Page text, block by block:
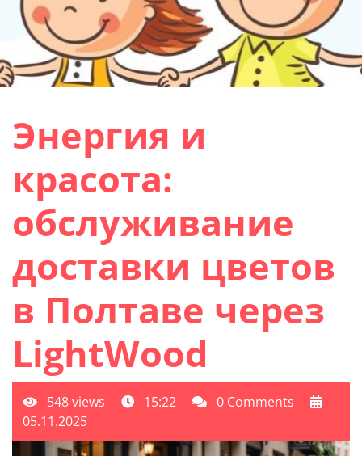
Энергия и
красота:
обслуживание
доставки цветов
в Полтаве через
LightWood
548 views 15:22
0 Comments
05.11.2025